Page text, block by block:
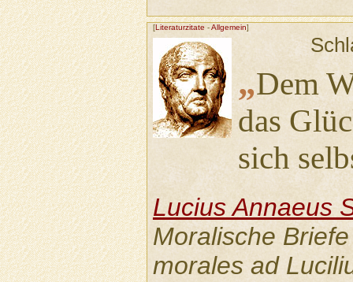
[Literaturzitate -Allgemein]
„Dem
das
sich
Lucius Annaeus
Moralische
morales ad